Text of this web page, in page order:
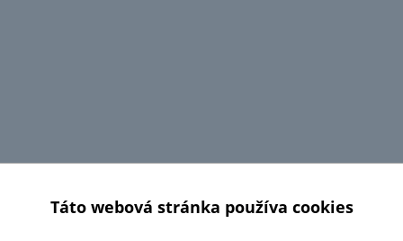
Táto webová stránka používa cookies